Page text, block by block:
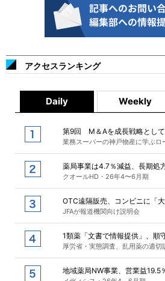
アクセスランキング
Daily Weekly
第9回 M＆Aを成長戦略として
業務スーパーの神戸物産に学ぶロ
薬局事業は4.7％減益、長期処
クオールHD・26年4〜6月期
OTC遠隔販売、コンビニに「大
JFAが報道機関向け説明会
1類薬「文書で情報提供」、順
厚労省・実態調査、乱用薬の適切
地域薬局NW事業、営業益19.5